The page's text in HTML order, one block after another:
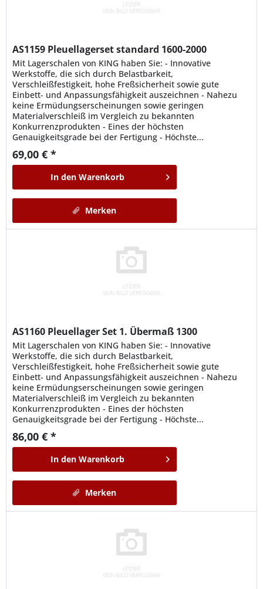
AS1159 Pleuellagerset standard 1600-2000
Mit Lagerschalen von KING haben Sie: - Innovative
Werkstoffe, die sich durch Belastbarkeit,
Verschleißfestigkeit, hohe Freßsicherheit sowie gute
Einbett- und Anpassungsfähigkeit auszeichnen - Nahezu
keine Ermüdungserscheinungen sowie geringen
Materialverschleiß im Vergleich zu bekannten
Konkurrenzprodukten - Eines der höchsten
Genauigkeitsgrade bei der Fertigung - Höchste...
69,00 € *
In den Warenkorb
Merken
AS1160 Pleuellager Set 1. Übermaß 1300
Mit Lagerschalen von KING haben Sie: - Innovative
Werkstoffe, die sich durch Belastbarkeit,
Verschleißfestigkeit, hohe Freßsicherheit sowie gute
Einbett- und Anpassungsfähigkeit auszeichnen - Nahezu
keine Ermüdungserscheinungen sowie geringen
Materialverschleiß im Vergleich zu bekannten
Konkurrenzprodukten - Eines der höchsten
Genauigkeitsgrade bei der Fertigung - Höchste...
86,00 € *
In den Warenkorb
Merken